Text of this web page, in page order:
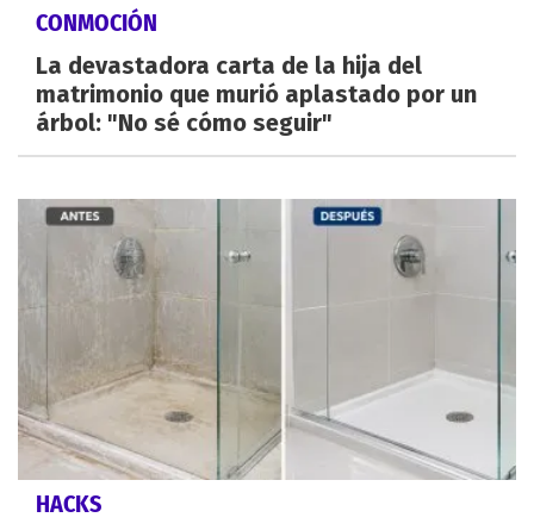
CONMOCIÓN
La devastadora carta de la hija del
matrimonio que murió aplastado por un
árbol: "No sé cómo seguir"
HACKS